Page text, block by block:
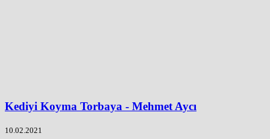
Kediyi Koyma Torbaya - Mehmet Aycı
10.02.2021